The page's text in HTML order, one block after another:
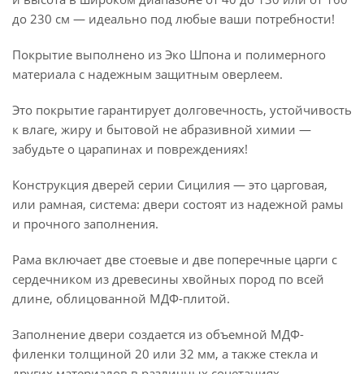
до 230 см — идеально под любые ваши потребности!
Покрытие выполнено из Эко Шпона и полимерного
материала с надежным защитным оверлеем.
Это покрытие гарантирует долговечность, устойчивость
к влаге, жиру и бытовой не абразивной химии —
забудьте о царапинах и повреждениях!
Конструкция дверей серии Сицилия — это царговая,
или рамная, система: двери состоят из надежной рамы
и прочного заполнения.
Рама включает две стоевые и две поперечные царги с
сердечником из древесины хвойных пород по всей
длине, облицованной МДФ-плитой.
Заполнение двери создается из объемной МДФ-
филенки толщиной 20 или 32 мм, а также стекла и